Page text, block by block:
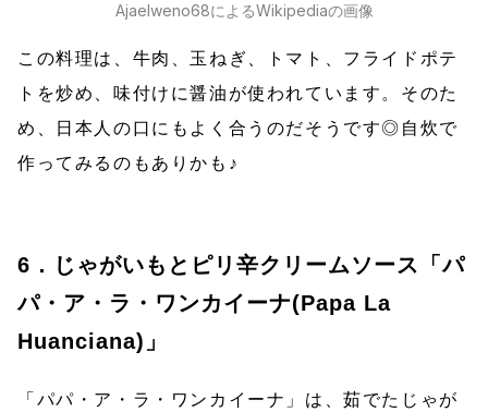
Ajaelweno68によるWikipediaの画像
この料理は、牛肉、玉ねぎ、トマト、フライドポテ
トを炒め、味付けに醤油が使われています。そのた
め、日本人の口にもよく合うのだそうです◎自炊で
作ってみるのもありかも♪
6．じゃがいもとピリ辛クリームソース「パ
パ・ア・ラ・ワンカイーナ(Papa La
Huanciana)」
「パパ・ア・ラ・ワンカイーナ」は、茹でたじゃが